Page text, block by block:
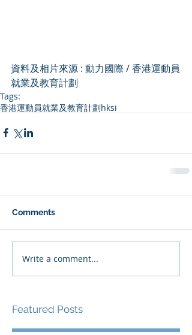
資料及相片來源 : 動力國際 / 香港運動員
就業及教育計劃
Tags:
香港運動員就業及教育計劃hksi
Comments
Write a comment...
Featured Posts